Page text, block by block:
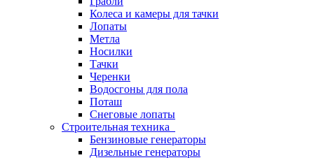
Колеса и камеры для тачки
Лопаты
Метла
Носилки
Тачки
Черенки
Водосгоны для пола
Поташ
Снеговые лопаты
Строительная техника
Бензиновые генераторы
Дизельные генераторы